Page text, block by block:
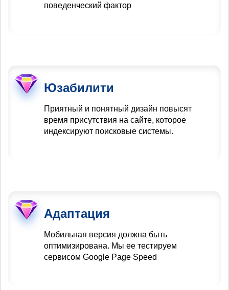
поведенческий фактор
Юзабилити
Приятный и понятный дизайн повысят
время присутствия на сайте, которое
индексируют поисковые системы.
Адаптация
Мобильная версия должна быть
оптимизирована. Мы ее тестируем
сервисом Google Page Speed